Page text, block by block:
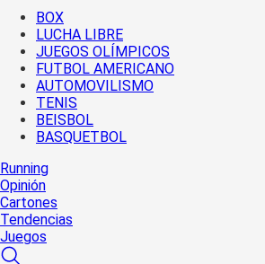
BOX
LUCHA LIBRE
JUEGOS OLÍMPICOS
FUTBOL AMERICANO
AUTOMOVILISMO
TENIS
BEISBOL
BASQUETBOL
Running
Opinión
Cartones
Tendencias
Juegos